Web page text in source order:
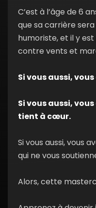
8. Créez
Chapitre #5
9.
C’est à l’âge de 6
que sa carrière sera
humoriste, et il y
contre vents et
Si vous aussi,
Si vous aussi,
tient à cœur.
Si vous aussi, vous
qui ne vous
Alors, cette